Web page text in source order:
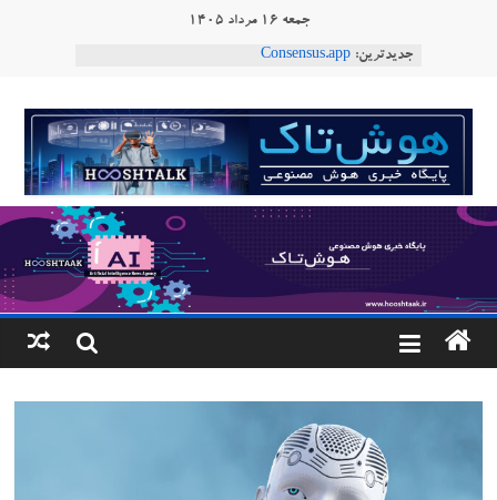
جمعه ۱۶ مرداد ۱۴۰۵
جدیدترین: Consensus.app
طبیعی فارسی
ربات «Aru» محصول شرکت فرانسوی Nio
Robotics
ربات T‑800
هوشتاک
پایگاه
خبری
هوش
مصنوعی
www.hooshtaak.ir